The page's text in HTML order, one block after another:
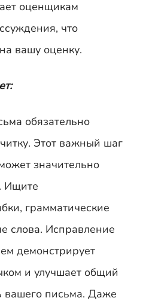
оценщикам
что
вашу оценку.
обязательно
Этот важный шаг
значительно
Ищите
грамматические
слова. Исправление
демонстрирует
и улучшает общий
вашего письма. Даже